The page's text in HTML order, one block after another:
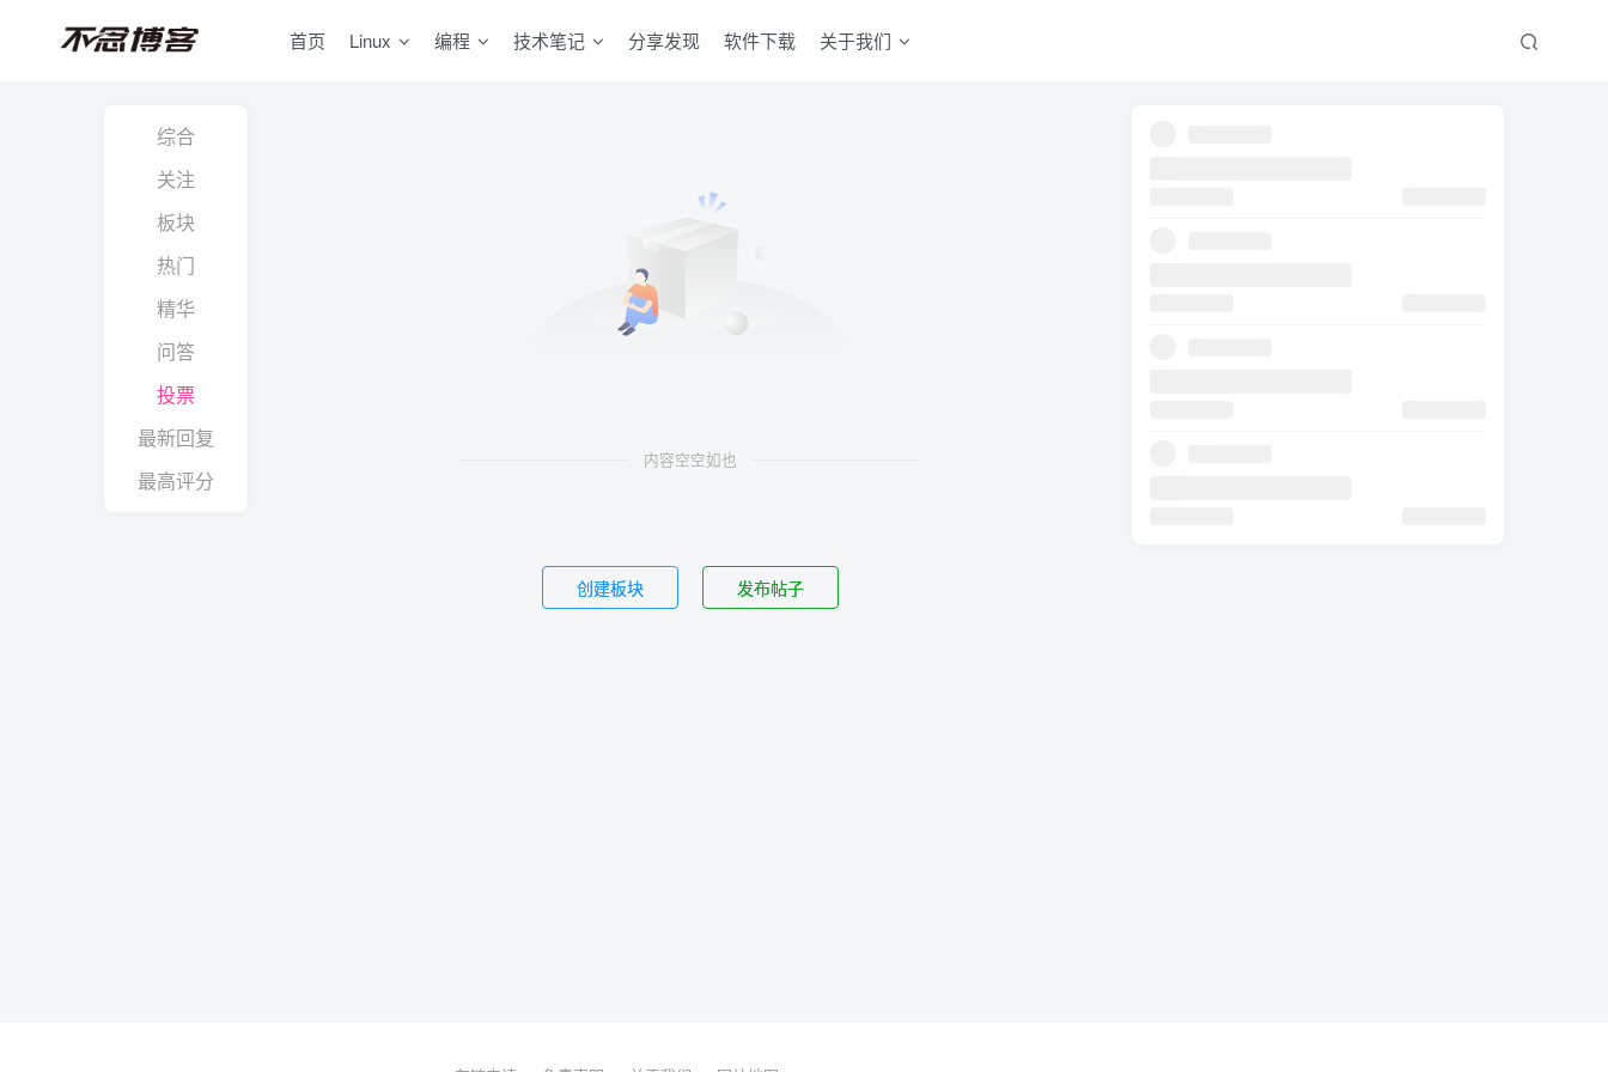
首页 Linux 编程 技术笔记 分享发现 软件下载 关于我们
综合
关注
板块
热门
精华
问答
投票
最新回复
最高评分
内容空空如也
创建板块 发布帖子